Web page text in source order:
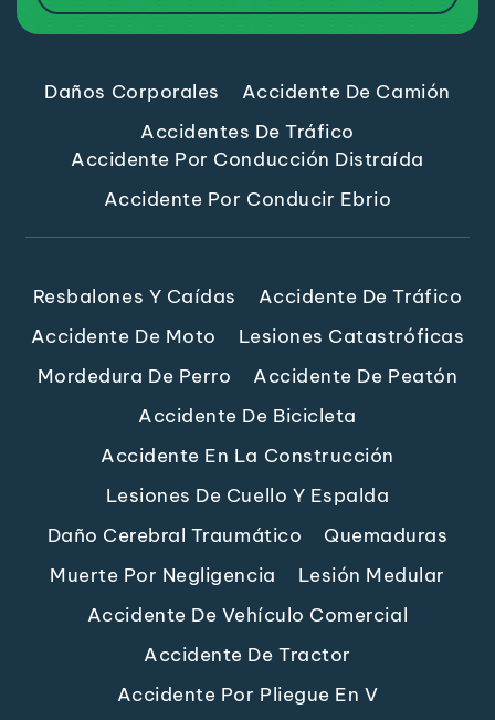
Daños Corporales
Accidente De Camión
Accidentes De Tráfico
Accidente Por Conducción Distraída
Accidente Por Conducir Ebrio
Resbalones Y Caídas
Accidente De Tráfico
Accidente De Moto
Lesiones Catastróficas
Mordedura De Perro
Accidente De Peatón
Accidente De Bicicleta
Accidente En La Construcción
Lesiones De Cuello Y Espalda
Daño Cerebral Traumático
Quemaduras
Muerte Por Negligencia
Lesión Medular
Accidente De Vehículo Comercial
Accidente De Tractor
Accidente Por Pliegue En V